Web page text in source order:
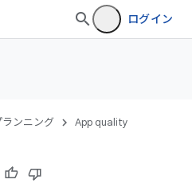
ログイン
ンニング
App quality